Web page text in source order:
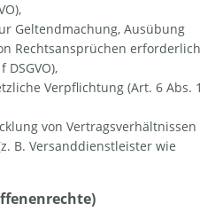
Geltendmachung, Ausübung
Rechtsansprüchen erforderlich
DSGVO),
Verpflichtung (Art. 6 Abs. 1
von Vertragsverhältnissen
B. Versanddienstleister wie